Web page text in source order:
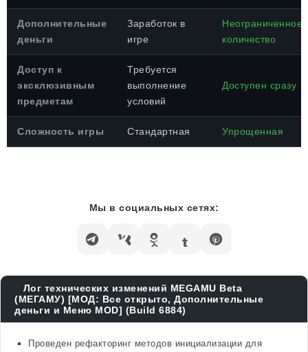
Дополнительные
деньги
Заработок в
игре
Неограниченное
количество
Доступ к
эксклюзивным
предметам
Требуется
выполнение
условий
Доступен сразу
Сложность игры Стандартная Упрощенная
Мы в социальных сетях:
Лог технических изменений MEGAMU Beta
(МЕГАМУ) [МОД: Все открыто, Дополнительные
деньги и Меню MOD] (Build 6884)
Проведен рефакторинг методов инициализации для